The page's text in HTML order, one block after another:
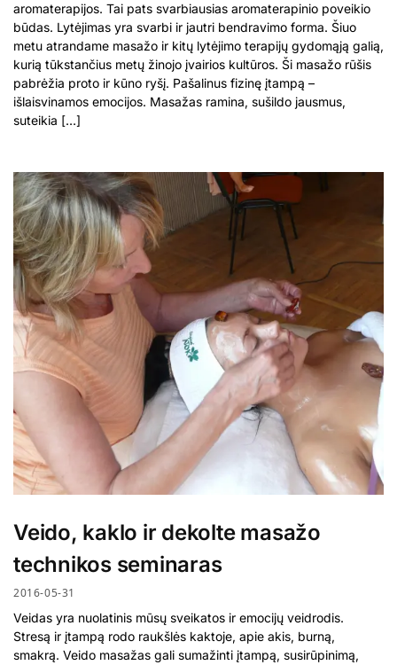
aromaterapijos. Tai pats svarbiausias aromaterapinio poveikio
būdas. Lytėjimas yra svarbi ir jautri bendravimo forma. Šiuo
metu atrandame masažo ir kitų lytėjimo terapijų gydomąją galią,
kurią tūkstančius metų žinojo įvairios kultūros. Ši masažo rūšis
pabrėžia proto ir kūno ryšį. Pašalinus fizinę įtampą –
išlaisvinamos emocijos. Masažas ramina, sušildo jausmus,
suteikia […]
Veido, kaklo ir dekolte masažo
technikos seminaras
2016-05-31
Veidas yra nuolatinis mūsų sveikatos ir emocijų veidrodis.
Stresą ir įtampą rodo raukšlės kaktoje, apie akis, burną,
smakrą. Veido masažas gali sumažinti įtampą, susirūpinimą,